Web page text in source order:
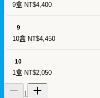
9盒 NT$4,400
9
10盒 NT$4,450
10
1盒 NT$2,050
1